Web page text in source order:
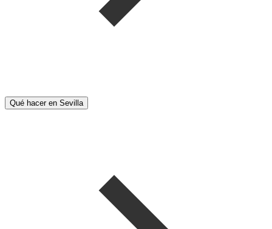
Qué hacer en Sevilla